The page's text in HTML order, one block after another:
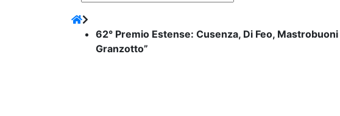
62° Premio Estense: Cusenza, Di Feo,
Granzotto”